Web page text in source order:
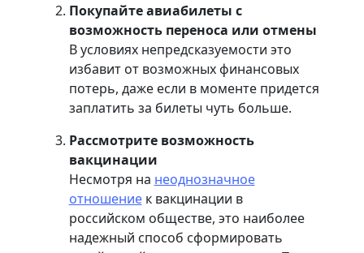
Покупайте авиабилеты с
возможность переноса или отмены
В условиях непредсказуемости это
избавит от возможных финансовых
потерь, даже если в моменте придется
заплатить за билеты чуть больше.
Рассмотрите возможность
вакцинации
Несмотря на неоднозначное
отношениек вакцинации в
российском обществе, это наиболее
надежный способ сформировать